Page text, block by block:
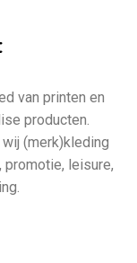
van printen en
producten.
(merk)kleding
leisure,